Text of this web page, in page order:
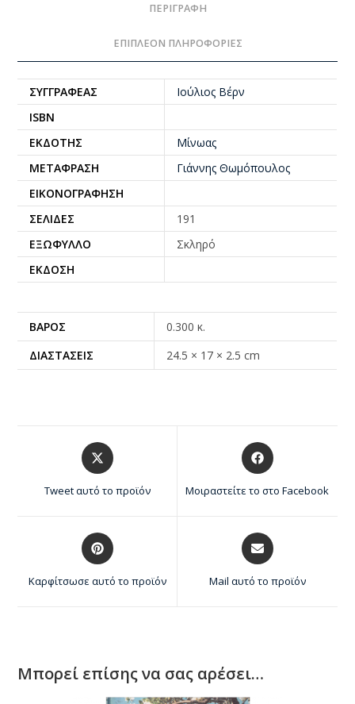
ΠΕΡΙΓΡΑΦΉ
ΕΠΙΠΛΈΟΝ ΠΛΗΡΟΦΟΡΊΕΣ
ΣΥΓΓΡΑΦΈΑΣ
Ιούλιος Βέρν
ISBN
ΕΚΔΌΤΗΣ
Μίνωας
ΜΕΤΆΦΡΑΣΗ
Γιάννης Θωμόπουλος
ΕΙΚΟΝΟΓΡΆΦΗΣΗ
ΣΕΛΊΔΕΣ
191
ΕΞΏΦΥΛΛΟ
Σκληρό
ΈΚΔΟΣΗ
ΒΆΡΟΣ
0.300 κ.
ΔΙΑΣΤΆΣΕΙΣ
24.5 × 17 × 2.5 cm
Tweet αυτό το προϊόν Μοιραστείτε το στο Facebook
Καρφίτσωσε αυτό το προϊόν Mail αυτό το προϊόν
Μπορεί επίσης να σας αρέσει…